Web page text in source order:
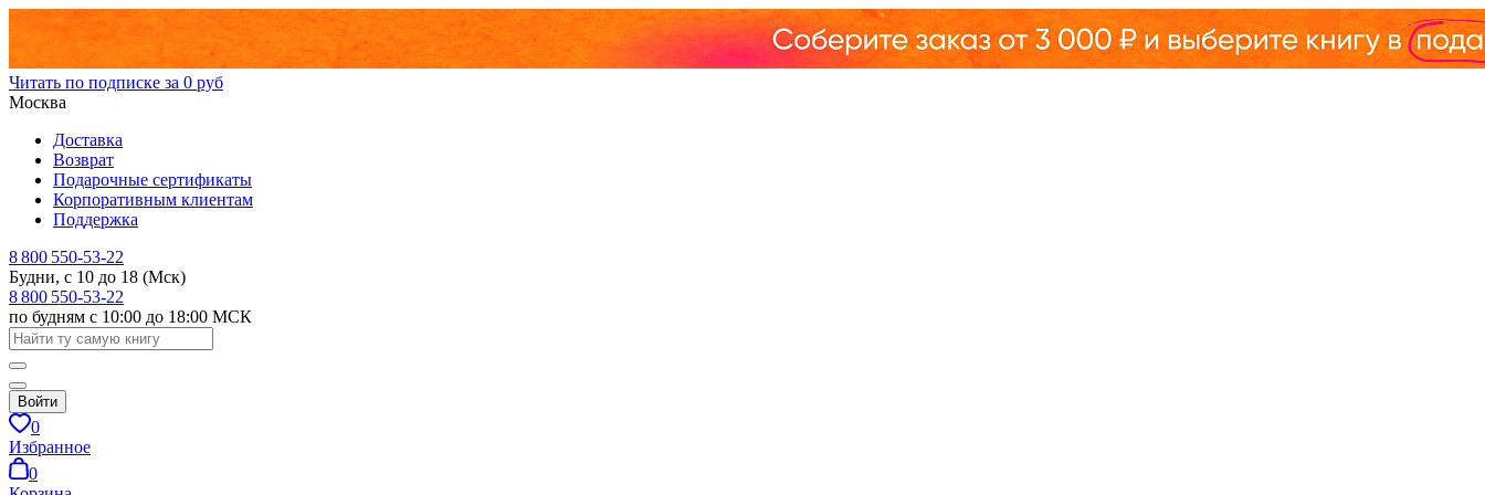
Читать по подписке за 0 руб
Москва
Доставка
Возврат
Подарочные сертификаты
Корпоративным клиентам
Поддержка
8 800 550-53-22
Будни, с 10 до 18 (Мск)
8 800 550-53-22
по будням с 10:00 до 18:00 МСК
Войти
0
Избранное
0